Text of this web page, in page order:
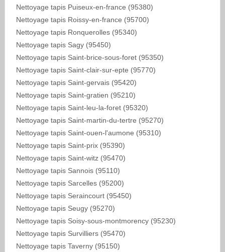
Nettoyage tapis Puiseux-en-france (95380)
Nettoyage tapis Roissy-en-france (95700)
Nettoyage tapis Ronquerolles (95340)
Nettoyage tapis Sagy (95450)
Nettoyage tapis Saint-brice-sous-foret (95350)
Nettoyage tapis Saint-clair-sur-epte (95770)
Nettoyage tapis Saint-gervais (95420)
Nettoyage tapis Saint-gratien (95210)
Nettoyage tapis Saint-leu-la-foret (95320)
Nettoyage tapis Saint-martin-du-tertre (95270)
Nettoyage tapis Saint-ouen-l'aumone (95310)
Nettoyage tapis Saint-prix (95390)
Nettoyage tapis Saint-witz (95470)
Nettoyage tapis Sannois (95110)
Nettoyage tapis Sarcelles (95200)
Nettoyage tapis Seraincourt (95450)
Nettoyage tapis Seugy (95270)
Nettoyage tapis Soisy-sous-montmorency (95230)
Nettoyage tapis Survilliers (95470)
Nettoyage tapis Taverny (95150)